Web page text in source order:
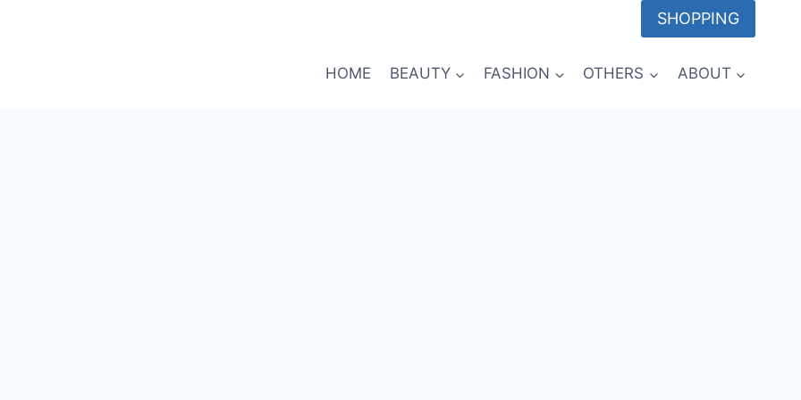
SHOPPING
HOME BEAUTY FASHION OTHERS ABOUT